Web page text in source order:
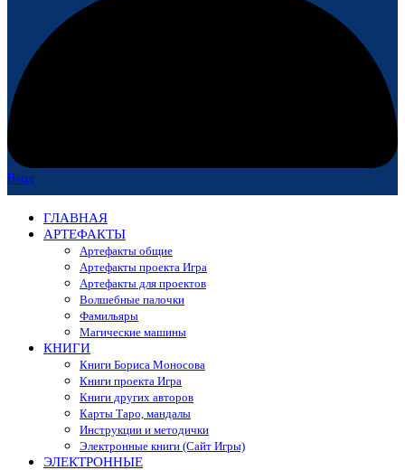
Вход
ГЛАВНАЯ
АРТЕФАКТЫ
Артефакты общие
Артефакты проекта Игра
Артефакты для проектов
Волшебные палочки
Фамильяры
Магические машины
КНИГИ
Книги Бориса Моносова
Книги проекта Игра
Книги других авторов
Карты Таро, мандалы
Инструкции и методички
Электронные книги (Сайт Игры)
ЭЛЕКТРОННЫЕ